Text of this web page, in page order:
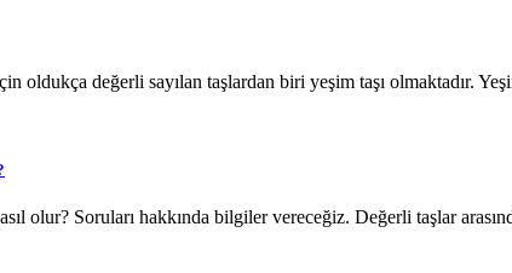
oldukça değerli sayılan taşlardan biri yeşim taşı olmaktadır.
olur? Soruları hakkında bilgiler vereceğiz. Değerli taşlar